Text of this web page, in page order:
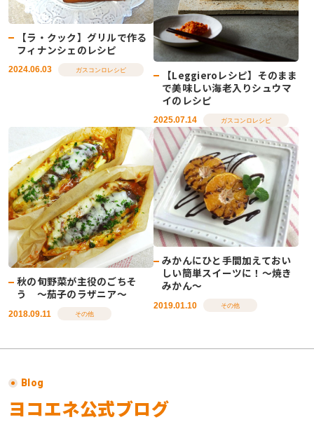
【ラ・クック】グリルで作る
フィナンシェのレシピ
2024.06.03 ガスコンロレシピ
【Leggieroレシピ】そのまま
で美味しい海老入りシュウマ
イのレシピ
2025.07.14 ガスコンロレシピ
秋の旬野菜が主役のごちそ
う ～茄子のラザニア～
2018.09.11 その他
みかんにひと手間加えておい
しい簡単スイーツに！～焼き
みかん～
2019.01.10 その他
Blog
ヨコエネ公式ブログ